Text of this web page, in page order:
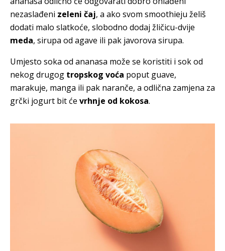
nezaslađeni zeleni čaj, a ako svom smoothieju želiš
dodati malo slatkoće, slobodno dodaj žličicu-dvije
meda, sirupa od agave ili pak javorova sirupa.
Umjesto soka od ananasa može se koristiti i sok od
nekog drugog tropskog voća poput guave,
marakuje, manga ili pak naranče, a odlična zamjena za
grčki jogurt bit će vrhnje od kokosa.